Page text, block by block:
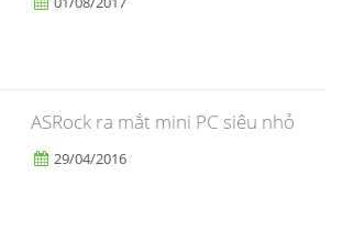
ASRock ra mắt mini PC siêu nhỏ
29/04/2016